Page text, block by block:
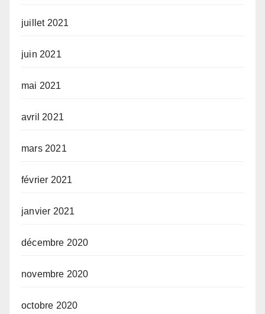
juillet 2021
juin 2021
mai 2021
avril 2021
mars 2021
février 2021
janvier 2021
décembre 2020
novembre 2020
octobre 2020